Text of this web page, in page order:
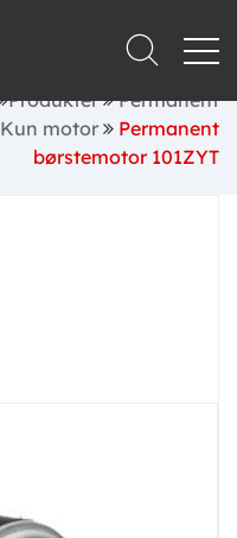
Produkter
Permanent
Kun motor
Permanent
børstemotor 101ZYT